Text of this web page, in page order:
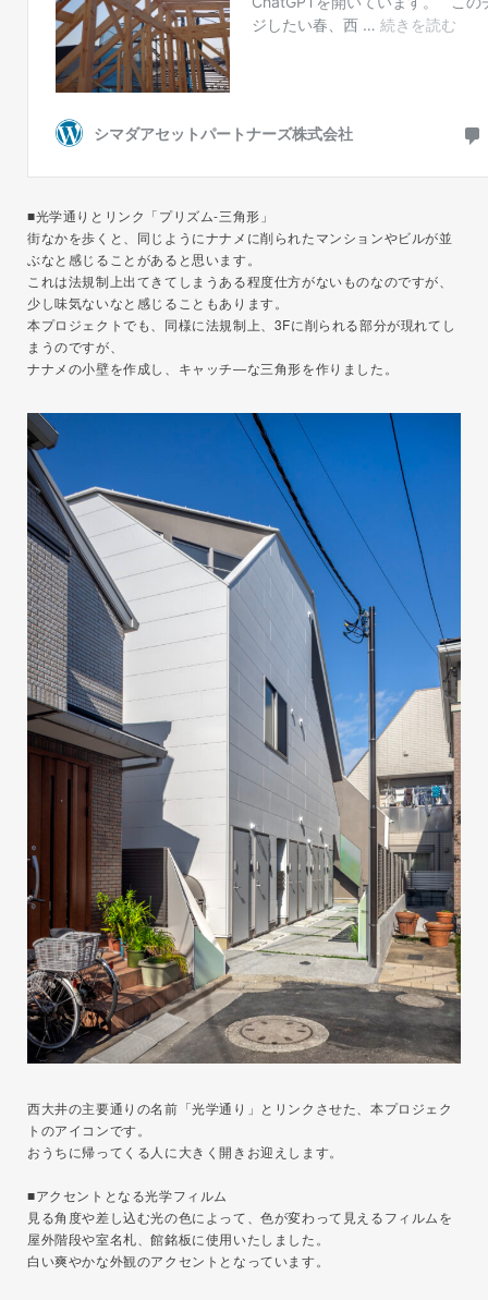
■光学通りとリンク「プリズム-三角形」
街なかを歩くと、同じようにナナメに削られたマンションやビルが並
ぶなと感じることがあると思います。
これは法規制上出てきてしまうある程度仕方がないものなのですが、
少し味気ないなと感じることもあります。
本プロジェクトでも、同様に法規制上、3Fに削られる部分が現れてし
まうのですが、
ナナメの小壁を作成し、キャッチ―な三角形を作りました。
西大井の主要通りの名前「光学通り」とリンクさせた、本プロジェク
トのアイコンです。
おうちに帰ってくる人に大きく開きお迎えします。
■アクセントとなる光学フィルム
見る角度や差し込む光の色によって、色が変わって見えるフィルムを
屋外階段や室名札、館銘板に使用いたしました。
白い爽やかな外観のアクセントとなっています。